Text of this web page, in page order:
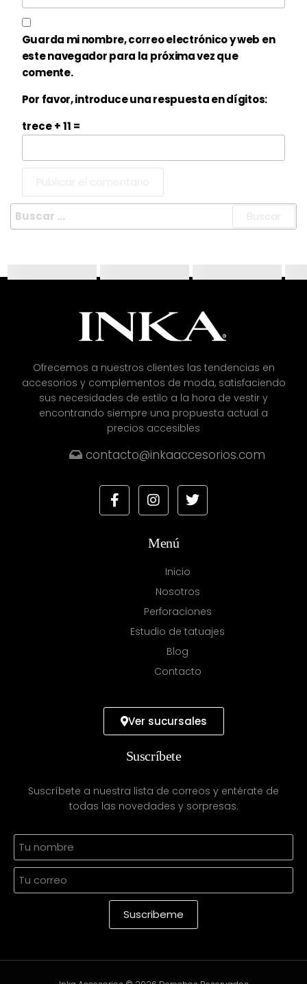
Guarda mi nombre, correo electrónico y web en
este navegador para la próxima vez que
comente.
Por favor, introduce una respuesta en dígitos:
trece + 11 =
Ofrecemos a nuestros clientes las tendencias en
accesorios y complementos de moda, satisfaciendo
sus necesidades de estilo a la hora de vestir y
encontrando siempre una propuesta actual a
precios accesibles
contacto@inkaaccesorios.com
Menú
Inicio
Nosotros
Perforaciones
Estudio de tatuajes
Blog
Contacto
Ver sucursales
Suscríbete
Suscríbete a nuestra lista de correos y entérate de
todas las novedades y sorpresas.